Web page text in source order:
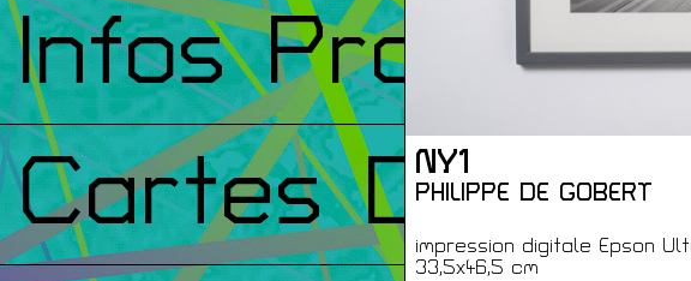
NY1
PHILIPPE DE GOBERT
impression digitale Epson
33,5x46,5 cm
Infos Pratiques
Cartes De